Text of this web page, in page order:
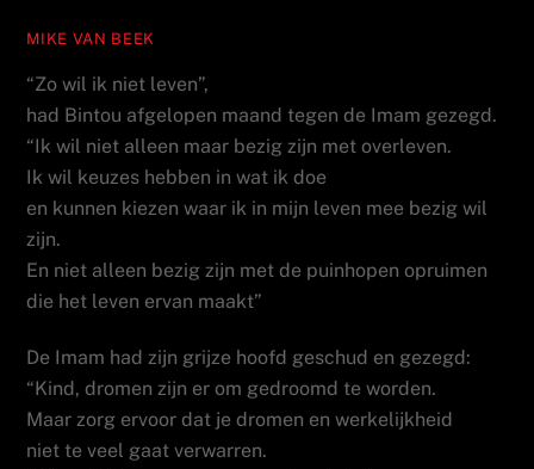
MIKE VAN BEEK
“Zo wil ik niet leven”,
had Bintou afgelopen maand tegen de Imam gezegd.
“Ik wil niet alleen maar bezig zijn met overleven.
Ik wil keuzes hebben in wat ik doe
en kunnen kiezen waar ik in mijn leven mee bezig wil
zijn.
En niet alleen bezig zijn met de puinhopen opruimen
die het leven ervan maakt”
De Imam had zijn grijze hoofd geschud en gezegd:
“Kind, dromen zijn er om gedroomd te worden.
Maar zorg ervoor dat je dromen en werkelijkheid
niet te veel gaat verwarren.